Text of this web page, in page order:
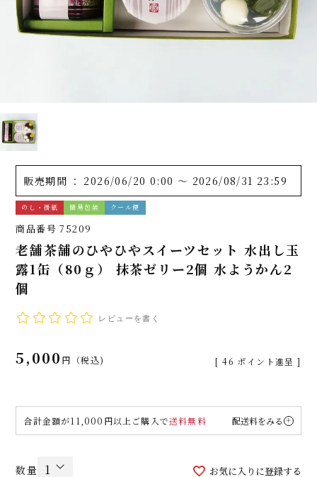
販売期間 2026/06/20 0:00 〜 2026/08/31 23:59
のし・掛紙 簡易包装 クール便
商品番号 75209
老舗茶舗のひやひやスイーツセット 水出し玉
露1缶（80ｇ） 抹茶ゼリー2個 水ようかん2
個
レビューを書く
5,000 税込 [ 46 ポイント進呈 ]
合計金額が11,000円以上ご購入で送料無料 配送料をみる
お気に入りに登録する